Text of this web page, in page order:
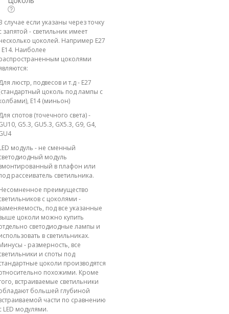
случае если указаны через точку
запятой - светильник имеет
цоколей. Например E27
E14. Наиболее
цоколями
люстр, подвесов и т.д - E27
цоколь под лампы с
E14 (миньон)
спотов (точечного света) -
G5.3, GU5.3, GX5.3, G9, G4,
модуль - не сменный
модуль
в плафон или
рассеиватель светильника.
преимущество
с цоколями -
под все указанные
цоколи можно купить
светодиодные лампы и
в светильниках.
- размерность, все
и споты под
цоколи производятся
похожими. Кроме
встраиваемые светильники
большей глубиной
части по сравнению
LED модулями.